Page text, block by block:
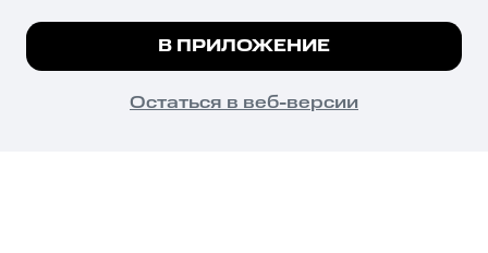
психотропных веществ, их аналогов причиняет вред здоровью,
их незаконный оборот запрещён и влечёт установленную
законодательством ответственность.
© 2026 ООО «КИОН».
Все права защищены
Мы используем куки, чтобы на сайте все
Подробнее
ПОНЯТНО
В ПРИЛОЖЕНИЕ
Остаться в веб-версии